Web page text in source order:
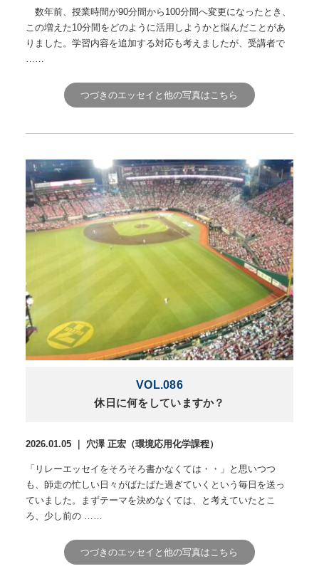
数年前、授業時間が90分間から100分間へ変更になったとき、
この増えた10分間をどのように活用しようかと悩んだことがあ
りました。学習内容を追加する対応も考えましたが、受講者で
つづきのエッセイと他の写真はこちら
VOL.086
休日に何をしていますか？
2026.01.05 ｜ 穴澤 正宏（環境応用化学課程）
「リレーエッセイをそろそろ書かなくては・・」と思いつつ
も、師走の忙しい日々がばたばた過ぎていくという毎日を送っ
ていました。まずテーマを決めなくては、と考えていたとこ
ろ、少し前の ……
つづきのエッセイと他の写真はこちら